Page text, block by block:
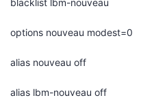
blacklist lbm-nouveau
options nouveau modest=0
alias nouveau off
alias lbm-nouveau off